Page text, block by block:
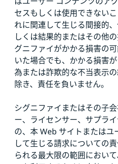
セスもしくは使用できない
れに関連して生じる間接的
しくは結果的またはその他
グニファイがかかる損害の
いた場合でも、かかる損害
為または詐欺的な不当表示
除き、責任を負いません。
シグニファイまたはその子
ー、ライセンサー、サプラ
の、本 Web サイトまたはユ
して生じる請求についての
られる最大限の範囲におい